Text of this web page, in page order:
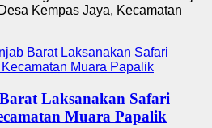
Kempas Jaya, Kecamatan
Laksanakan Safari
Muara Papalik